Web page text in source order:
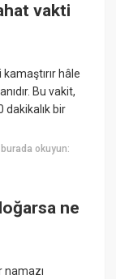
vakti
hâle
Bu vakit,
bir
burada okuyun:
ne
namazı